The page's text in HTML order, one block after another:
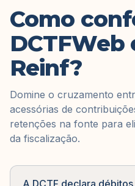
Como
DCTFWeb
Reinf?
Domine o cruzamento
acessórias de
retenções na fonte para
da fiscalização.
A DCTF declara